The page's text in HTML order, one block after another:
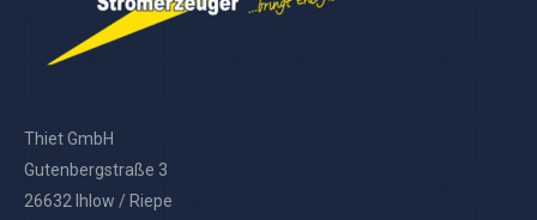
Thiet GmbH
Gutenbergstraße 3
26632 Ihlow / Riepe